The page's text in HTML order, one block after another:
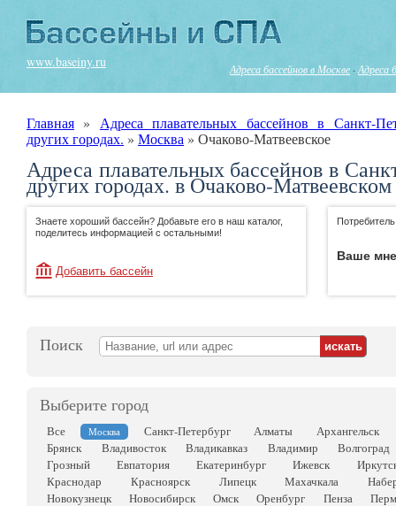
www.baseiny.ru Адреса бассейнов в Москве · Адреса
Главная » Адреса плавательных бассейнов в Санкт-
других городах. » Москва » Очаково-Матвеевское
Адреса плавательных бассейнов в
других городах. в Очаково-
Знаете хороший бассейн? Добавьте его в наш каталог,
поделитесь информацией с остальными!
Добавить бассейн
Ваше
Поиск
Выберите город
Все Москва Санкт-Петербург Алматы
Архангельск
Брянск
Владивосток Владикавказ Владимир
Волгоград
Грозный
Евпатория Екатеринбург Ижевск
Краснодар
Красноярск Липецк Махачкала
Новокузнецк
Новосибирск Омск Оренбург Пенза